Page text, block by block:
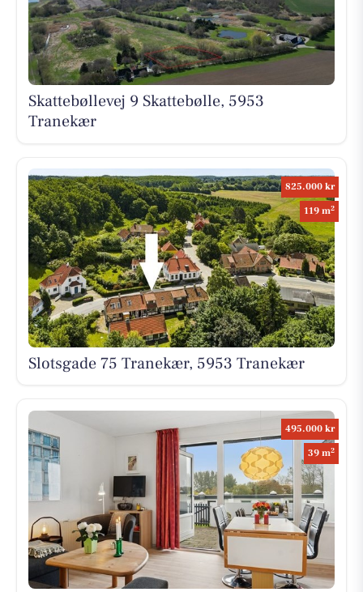
Skattebøllevej 9 Skattebølle, 5953
Tranekær
825.000 kr
119 m2
Slotsgade 75 Tranekær, 5953 Tranekær
495.000 kr
39 m2